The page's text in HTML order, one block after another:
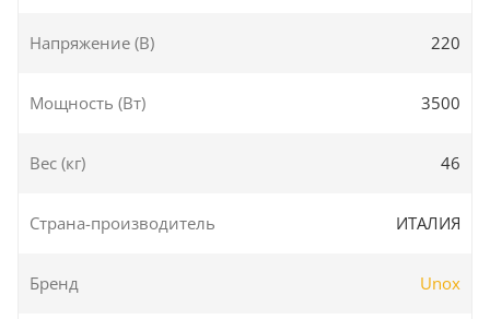
Напряжение (В) 220
Мощность (Вт) 3500
Вес (кг) 46
Страна-производитель ИТАЛИЯ
Бренд Unox